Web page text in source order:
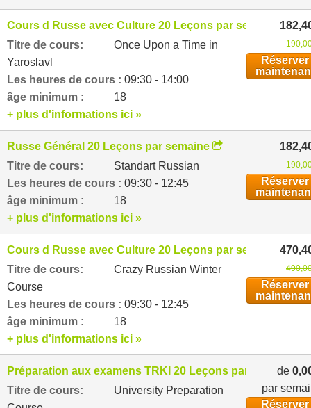
Cours d Russe avec Culture 20 Leçons par semaine
Titre de cours:
Once Upon a Time in
Yaroslavl
Les heures de cours : 09:30 - 14:00
âge minimum :
18
Réserver
+ plus d'informations ici »
Russe Général 20 Leçons par semaine
Titre de cours:
Standart Russian
Les heures de cours : 09:30 - 12:45
âge minimum :
18
Réserver
+ plus d'informations ici »
Cours d Russe avec Culture 20 Leçons par semaine
Titre de cours:
Crazy Russian Winter
Course
Les heures de cours : 09:30 - 12:45
âge minimum :
18
Réserver
+ plus d'informations ici »
Préparation aux examens TRKI 20 Leçons par semaine
Titre de cours:
University Preparation
de
par
Réserver